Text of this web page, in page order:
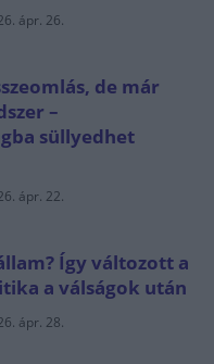
ápr. 26.
de már
–
süllyedhet
ápr. 22.
Így változott a
a válságok után
ápr. 28.